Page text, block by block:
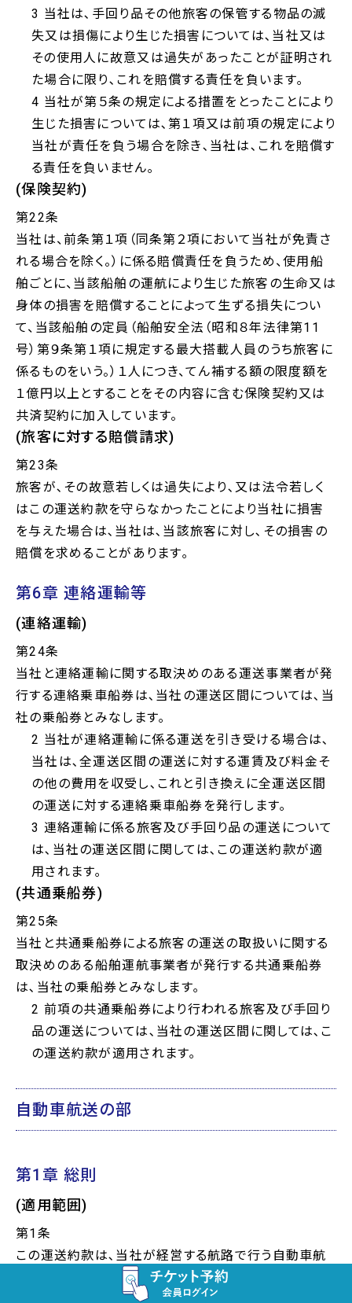
3 当社は､手回り品その他旅客の保管する物品の滅
失又は損傷により生じた損害については､当社又は
その使用人に故意又は過失があったことが証明され
た場合に限り､これを賠償する責任を負います｡
4 当社が第５条の規定による措置をとったことにより
生じた損害については､第１項又は前項の規定により
当社が責任を負う場合を除き､当社は､これを賠償す
る責任を負いません｡
(保険契約)
第22条
当社は、前条第１項（同条第２項において当社が免責さ
れる場合を除く。）に係る賠償責任を負うため、使用船
舶ごとに、当該船舶の運航により生じた旅客の生命又は
身体の損害を賠償することによって生ずる損失につい
て、当該船舶の定員（船舶安全法（昭和８年法律第11
号）第９条第１項に規定する最大搭載人員のうち旅客に
係るものをいう。）１人につき、てん補する額の限度額を
１億円以上とすることをその内容に含む保険契約又は
共済契約に加入しています。
(旅客に対する賠償請求)
第23条
旅客が､その故意若しくは過失により､又は法令若しく
はこの運送約款を守らなかったことにより当社に損害
を与えた場合は､当社は､当該旅客に対し､その損害の
賠償を求めることがあります｡
第6章 連絡運輸等
(連絡運輸)
第24条
当社と連絡運輸に関する取決めのある運送事業者が発
行する連絡乗車船券は､当社の運送区間については､当
社の乗船券とみなします｡
2 当社が連絡運輸に係る運送を引き受ける場合は､
当社は､全運送区間の運送に対する運賃及び料金そ
の他の費用を収受し､これと引き換えに全運送区間
の運送に対する連絡乗車船券を発行します｡
3 連絡運輸に係る旅客及び手回り品の運送について
は､当社の運送区間に関しては､この運送約款が適
用されます｡
(共通乗船券)
第25条
当社と共通乗船券による旅客の運送の取扱いに関する
取決めのある船舶運航事業者が発行する共通乗船券
は､当社の乗船券とみなします｡
2 前項の共通乗船券により行われる旅客及び手回り
品の運送については､当社の運送区間に関しては､こ
の運送約款が適用されます｡
自動車航送の部
第1章 総則
(適用範囲)
第1条
この運送約款は､当社が経営する航路で行う自動車航
送に係る自動車並びにその運転者及び積載貨物の運送